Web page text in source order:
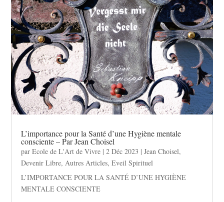
L’importance pour la Santé d’une Hygiène mentale
consciente – Par Jean Choisel
parEcole de L'Art de Vivre |2 Déc 2023 |Jean Choisel,
Devenir Libre,Autres Articles,Eveil Spirituel
L’IMPORTANCE POUR LA SANTÉ D’UNE HYGIÈNE
MENTALE CONSCIENTE